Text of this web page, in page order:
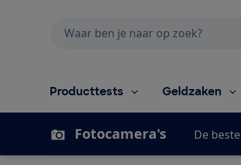
Producttests Geldzaken
Fotocamera's De beste